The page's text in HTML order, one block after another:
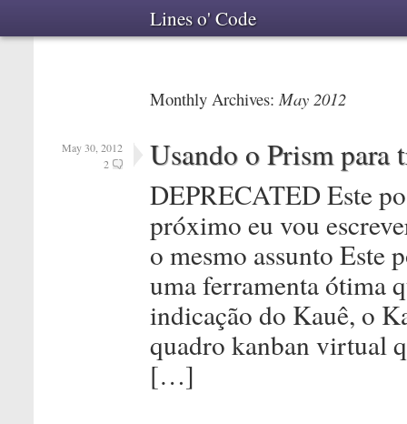
Lines o' Code
Monthly Archives:May 2012
May 30, 2012
2
Usando o Prism para
DEPRECATED Este
próximo eu vou
o mesmo assunto Este
uma ferramenta ótima
indicação do Kauê, o
quadro kanban virtual
[…]